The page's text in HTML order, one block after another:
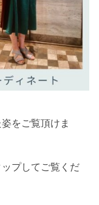
をご覧頂けま
プしてご覧くだ